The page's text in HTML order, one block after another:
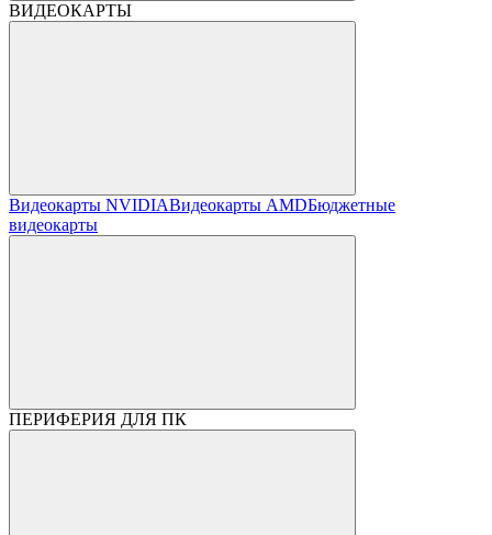
ВИДЕОКАРТЫ
Видеокарты NVIDIAВидеокарты AMDБюджетные
видеокарты
ПЕРИФЕРИЯ ДЛЯ ПК